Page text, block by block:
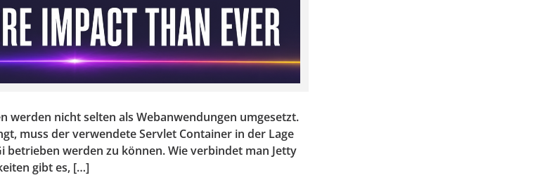
werden nicht selten als Webanwendungen umgesetzt.
muss der verwendete Servlet Container in der Lage
betrieben werden zu können. Wie verbindet man Jetty
gibt es, […]